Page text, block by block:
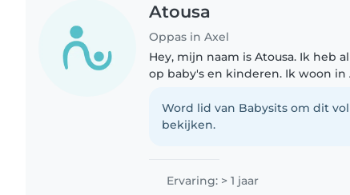
Atousa
Oppas in Axel
Hey, mijn naam is Atousa. Ik heb
op baby's en kinderen. Ik woon in
Nederlands..
Word lid van Babysits om dit
bekijken.
Ervaring: > 1 jaar